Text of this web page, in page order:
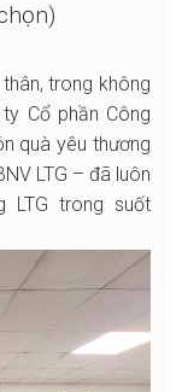
trong không
Cổ phần Công
quà yêu thương
LTG – đã luôn
LTG trong suốt